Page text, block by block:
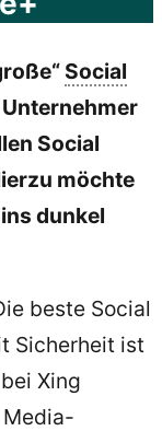
Social
Social
möchte
dunkel
beste Social
Sicherheit ist
Xing
Media-